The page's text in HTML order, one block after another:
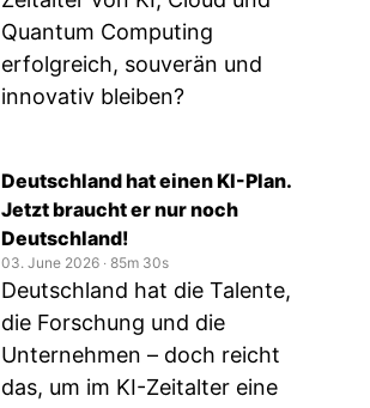
Quantum Computing
erfolgreich, souverän und
innovativ bleiben?
Deutschland hat einen KI-Plan.
Jetzt braucht er nur noch
Deutschland!
03. June 2026 ‧ 85m 30s
Deutschland hat die Talente,
die Forschung und die
Unternehmen – doch reicht
das, um im KI-Zeitalter eine